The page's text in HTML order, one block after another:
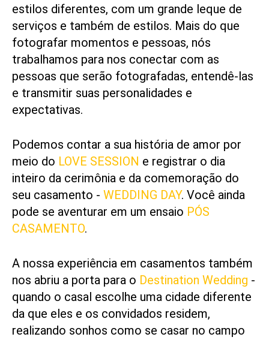
estilos diferentes, com um grande leque de
serviços e também de estilos. Mais do que
fotografar momentos e pessoas, nós
trabalhamos para nos conectar com as
pessoas que serão fotografadas, entendê-las
e transmitir suas personalidades e
expectativas.
Podemos contar a sua história de amor por
meio do LOVE SESSION e registrar o dia
inteiro da cerimônia e da comemoração do
seu casamento - WEDDING DAY. Você ainda
pode se aventurar em um ensaio PÓS
CASAMENTO.
A nossa experiência em casamentos também
nos abriu a porta para o Destination Wedding -
quando o casal escolhe uma cidade diferente
da que eles e os convidados residem,
realizando sonhos como se casar no campo